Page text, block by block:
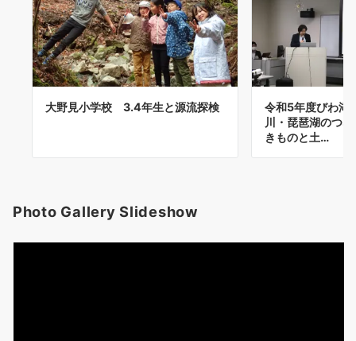
大野見小学校 3.4年生と源流探検
令和5年度びわ
川・琵琶湖のつ
きものと土…
Photo Gallery Slideshow